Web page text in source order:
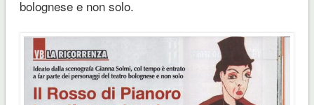
bolognese e non solo.